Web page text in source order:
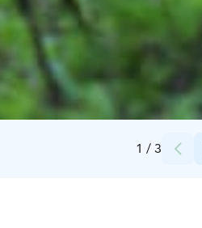
1 / 3